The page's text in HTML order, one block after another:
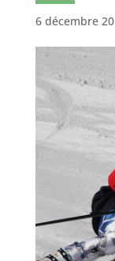
6 décembre